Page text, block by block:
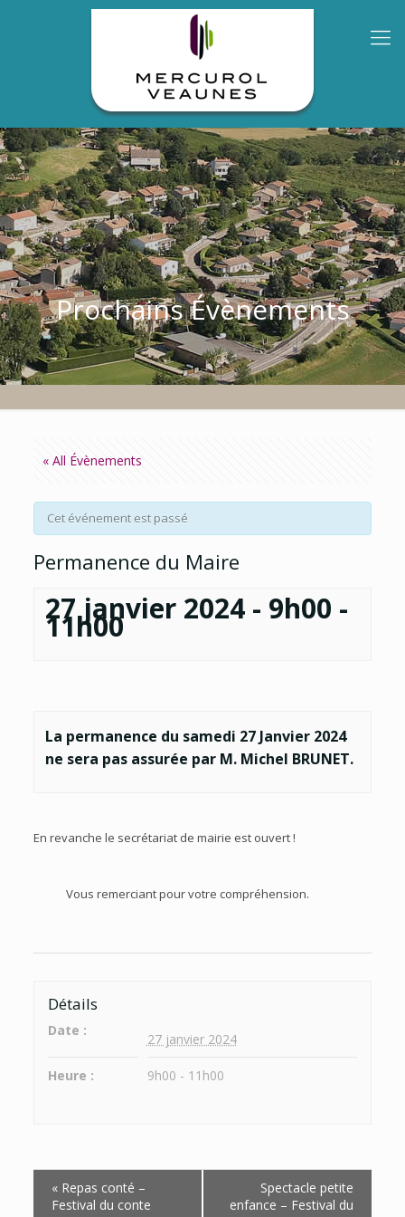
Prochains Évènements
« All Évènements
Cet événement est passé
Permanence du Maire
27 janvier 2024 - 9h00 -
11h00
La permanence du samedi 27 Janvier 2024
ne sera pas assurée par M. Michel BRUNET.
En revanche le secrétariat de mairie est ouvert !
Vous remerciant pour votre compréhension.
Détails
Date :
27 janvier 2024
Heure : 9h00 - 11h00
Navigation
Évènement
«Repas conté –
Festival du conte
Spectacle petite
enfance – Festival du